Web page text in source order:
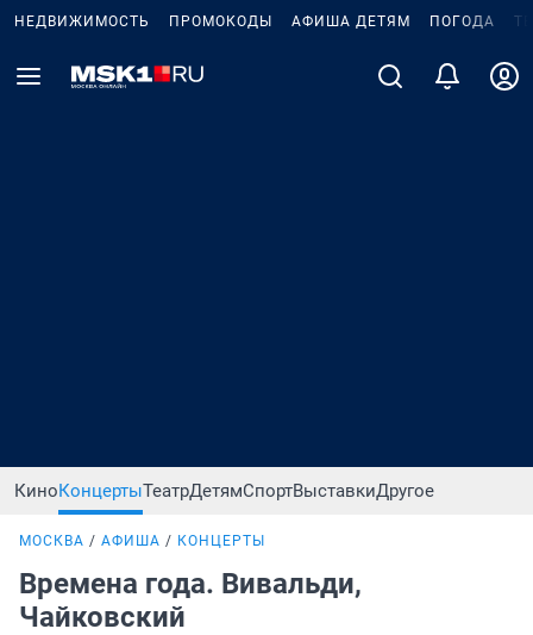
НЕДВИЖИМОСТЬ ПРОМОКОДЫ АФИША ДЕТЯМ ПОГОДА
КиноКонцертыТеатрДетямСпортВыставкиДругое
МОСКВА АФИША КОНЦЕРТЫ
Времена года. Вивальди,
Чайковский